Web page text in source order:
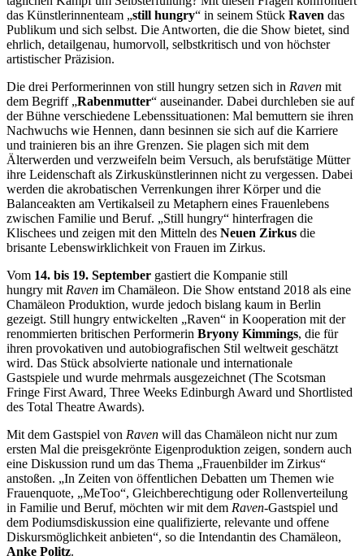
das Künstlerinnenteam „still hungry“ in seinem Stück Raven das
Publikum und sich selbst. Die Antworten, die die Show bietet, sind
ehrlich, detailgenau, humorvoll, selbstkritisch und von höchster
artistischer Präzision.
Die drei Performerinnen von still hungry setzen sich in Raven mit
dem Begriff „Rabenmutter“ auseinander. Dabei durchleben sie auf
der Bühne verschiedene Lebenssituationen: Mal bemuttern sie ihren
Nachwuchs wie Hennen, dann besinnen sie sich auf die Karriere
und trainieren bis an ihre Grenzen. Sie plagen sich mit dem
Älterwerden und verzweifeln beim Versuch, als berufstätige Mütter
ihre Leidenschaft als Zirkuskünstlerinnen nicht zu vergessen. Dabei
werden die akrobatischen Verrenkungen ihrer Körper und die
Balanceakten am Vertikalseil zu Metaphern eines Frauenlebens
zwischen Familie und Beruf. „Still hungry“ hinterfragen die
Klischees und zeigen mit den Mitteln des Neuen Zirkus die
brisante Lebenswirklichkeit von Frauen im Zirkus.
Vom 14. bis 19. September gastiert die Kompanie still
hungry mitRaven im Chamäleon. Die Show entstand 2018 als eine
Chamäleon Produktion, wurde jedoch bislang kaum in Berlin
gezeigt. Still hungry entwickelten „Raven“ in Kooperation mit der
renommierten britischen Performerin Bryony Kimmings, die für
ihren provokativen und autobiografischen Stil weltweit geschätzt
wird. Das Stück absolvierte nationale und internationale
Gastspiele und wurde mehrmals ausgezeichnet (The Scotsman
Fringe First Award, Three Weeks Edinburgh Award und Shortlisted
des Total Theatre Awards).
Mit dem Gastspiel von Raven will das Chamäleon nicht nur zum
ersten Mal die preisgekrönte Eigenproduktion zeigen, sondern auch
eine Diskussion rund um das Thema „Frauenbilder im Zirkus“
anstoßen. „In Zeiten von öffentlichen Debatten um Themen wie
Frauenquote, „MeToo“, Gleichberechtigung oder Rollenverteilung
in Familie und Beruf, möchten wir mit dem Raven-Gastspiel und
dem Podiumsdiskussion eine qualifizierte, relevante und offene
Diskursmöglichkeit anbieten“, so die Intendantin des Chamäleon,
Anke Politz.